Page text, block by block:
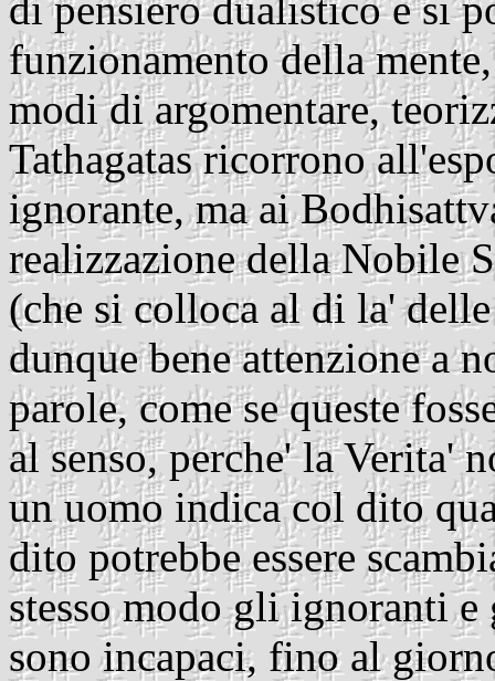
funzionamento della
modi di argomentare,
Tathagatas ricorrono
ignorante, ma ai
realizzazione della Nobile
(che si colloca al di la'
dunque bene attenzione a
parole, come se queste
al senso, perche' la Verita'
un uomo indica col dito
dito potrebbe essere
stesso modo gli ignoranti
sono incapaci, fino al